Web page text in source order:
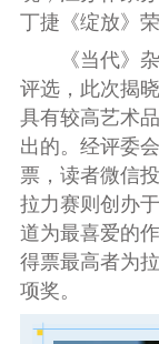
丁捷 《绽放》
《当代》
评选，此次揭
具有较高艺术
出的。经评委
票，读者微信
拉力赛则创办
道为最喜爱的
得票最高者为
项奖。